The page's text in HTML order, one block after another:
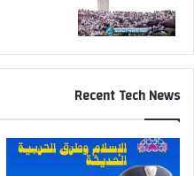
Recent Tech News